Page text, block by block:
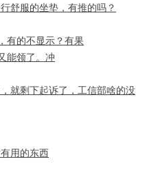
舒服的坐垫，有推的吗？
有的不显示？有果
能领了。冲
就剩下起诉了，工信部啥的没
用的东西